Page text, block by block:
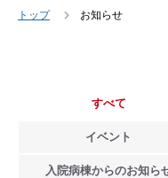
トップ お知らせ
すべて
イベント
入院病棟からのお知ら